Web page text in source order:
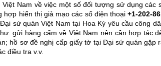
Nam về việc một số đối tượng sử dụng các
hợp hiển thị giả mạo các số điện thoại+1-202-
sứ quán Việt Nam tại Hoa Kỳ yêu cầu công
gửi hàng cấm về Việt Nam nên cần hợp tác
hồ sơ đề nghị cấp giấy tờ tại Đại sứ quán gặp
điều tra v.v.